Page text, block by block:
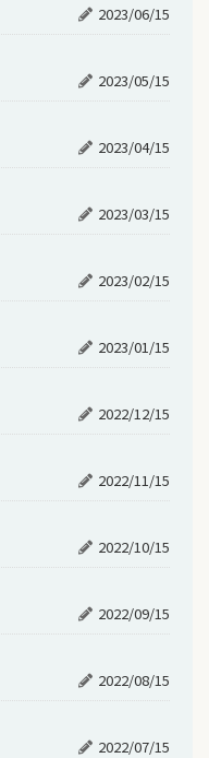
2023/06/15
2023/05/15
2023/04/15
2023/03/15
2023/02/15
2023/01/15
2022/12/15
2022/11/15
2022/10/15
2022/09/15
2022/08/15
2022/07/15